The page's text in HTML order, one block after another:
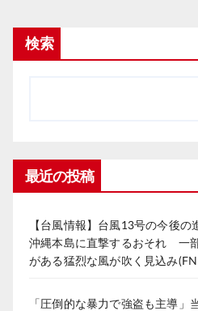
検索
最近の投稿
【台風情報】台風13号の今後
沖縄本島に直撃するおそれ 一
がある猛烈な風が吹く見込み
「圧倒的な暴力で強盗も主導」